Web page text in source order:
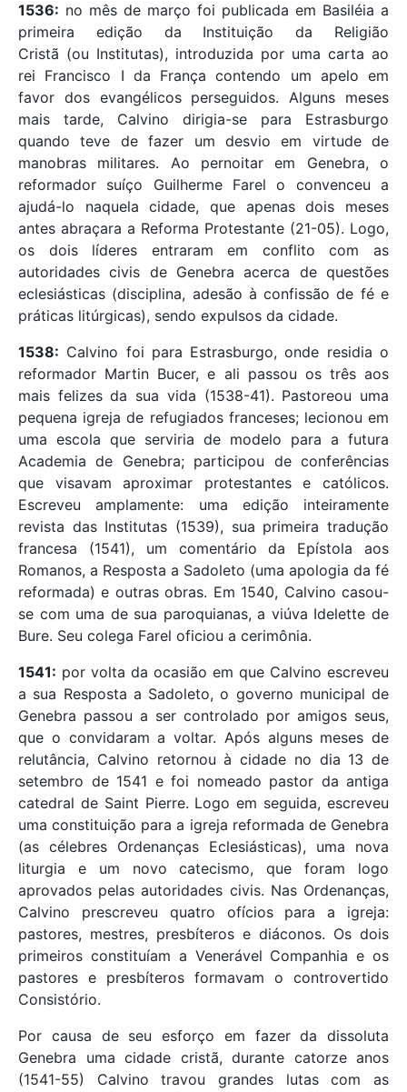
1536: no mês de março foi publicada em Basiléia a
primeira edição da Instituição da Religião
Cristã (ou Institutas), introduzida por uma carta ao
rei Francisco I da França contendo um apelo em
favor dos evangélicos perseguidos. Alguns meses
mais tarde, Calvino dirigia-se para Estrasburgo
quando teve de fazer um desvio em virtude de
manobras militares. Ao pernoitar em Genebra, o
reformador suíço Guilherme Farel o convenceu a
ajudá-lo naquela cidade, que apenas dois meses
antes abraçara a Reforma Protestante (21-05). Logo,
os dois líderes entraram em conflito com as
autoridades civis de Genebra acerca de questões
eclesiásticas (disciplina, adesão à confissão de fé e
práticas litúrgicas), sendo expulsos da cidade.
1538: Calvino foi para Estrasburgo, onde residia o
reformador Martin Bucer, e ali passou os três aos
mais felizes da sua vida (1538-41). Pastoreou uma
pequena igreja de refugiados franceses; lecionou em
uma escola que serviria de modelo para a futura
Academia de Genebra; participou de conferências
que visavam aproximar protestantes e católicos.
Escreveu amplamente: uma edição inteiramente
revista das Institutas (1539), sua primeira tradução
francesa (1541), um comentário da Epístola aos
Romanos, a Resposta a Sadoleto (uma apologia da fé
reformada) e outras obras. Em 1540, Calvino casou-
se com uma de sua paroquianas, a viúva Idelette de
Bure. Seu colega Farel oficiou a cerimônia.
1541: por volta da ocasião em que Calvino escreveu
a sua Resposta a Sadoleto, o governo municipal de
Genebra passou a ser controlado por amigos seus,
que o convidaram a voltar. Após alguns meses de
relutância, Calvino retornou à cidade no dia 13 de
setembro de 1541 e foi nomeado pastor da antiga
catedral de Saint Pierre. Logo em seguida, escreveu
uma constituição para a igreja reformada de Genebra
(as célebres Ordenanças Eclesiásticas), uma nova
liturgia e um novo catecismo, que foram logo
aprovados pelas autoridades civis. Nas Ordenanças,
Calvino prescreveu quatro ofícios para a igreja:
pastores, mestres, presbíteros e diáconos. Os dois
primeiros constituíam a Venerável Companhia e os
pastores e presbíteros formavam o controvertido
Consistório.
Por causa de seu esforço em fazer da dissoluta
Genebra uma cidade cristã, durante catorze anos
(1541-55) Calvino travou grandes lutas com as